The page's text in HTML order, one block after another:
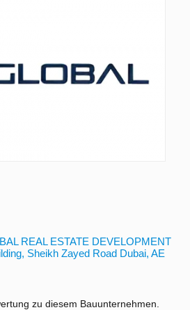
REAL ESTATE DEVELOPMENT
Sheikh Zayed Road Dubai, AE
zu diesem Bauunternehmen.